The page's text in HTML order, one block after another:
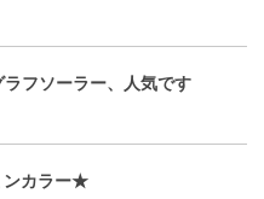
ラフソーラー、人気です
ンカラー★